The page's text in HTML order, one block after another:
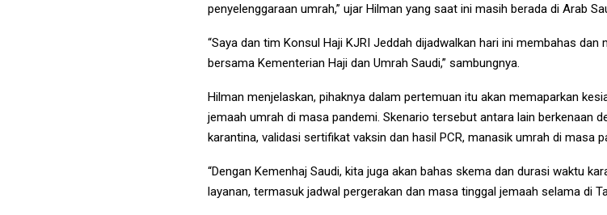
penyelenggaraan umrah,” ujar Hilman yang saat ini masih berada di Arab
“Saya dan tim Konsul Haji KJRI Jeddah dijadwalkan hari ini membahas
bersama Kementerian Haji dan Umrah Saudi,” sambungnya.
Hilman menjelaskan, pihaknya dalam pertemuan itu akan memaparkan
jemaah umrah di masa pandemi. Skenario tersebut antara lain berkenaan
karantina, validasi sertifikat vaksin dan hasil PCR, manasik umrah di masa
“Dengan Kemenhaj Saudi, kita juga akan bahas skema dan durasi waktu
layanan, termasuk jadwal pergerakan dan masa tinggal jemaah selama di